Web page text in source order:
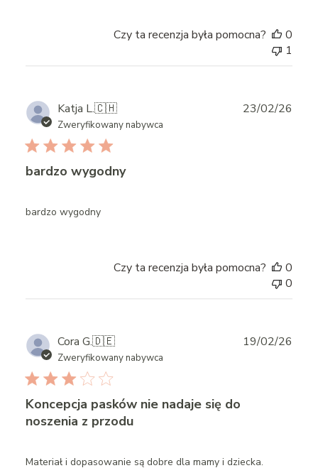
Czy ta recenzja była pomocna?
0
1
Katja L.🇨🇭
Zweryfikowany nabywca
bardzo wygodny
bardzo wygodny
23/02/26
Czy ta recenzja była pomocna?
0
0
Cora G.🇩🇪
Zweryfikowany nabywca
Koncepcja pasków nie nadaje się do
noszenia z przodu
Materiał i dopasowanie są dobre dla mamy i dziecka.
19/02/26